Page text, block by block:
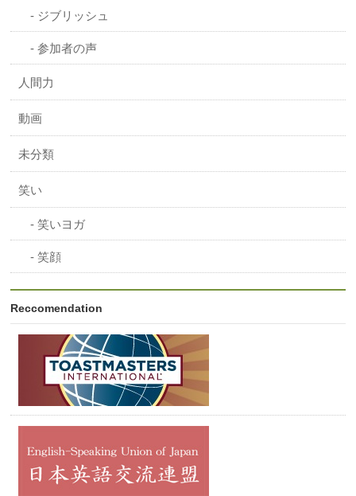
ジブリッシュ
参加者の声
人間力
動画
未分類
笑い
笑いヨガ
笑顔
Reccomendation